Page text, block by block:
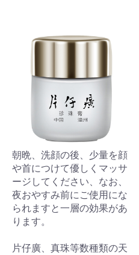
朝晩、洗顔の後、少量を顔
や首につけて優しくマッサ
ージしてください、なお、
夜おやすみ前にご使用にな
られますと一層の効果があ
ります。
片仔廣、真珠等数種類の天